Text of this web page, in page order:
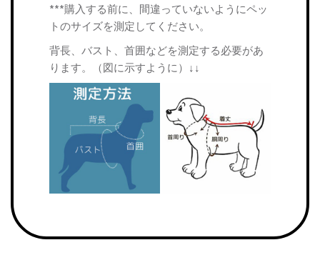
***購入する前に、間違っていないようにペッ
トのサイズを測定してください。
背長、バスト、首囲などを測定する必要があ
ります。（図に示すように）↓↓